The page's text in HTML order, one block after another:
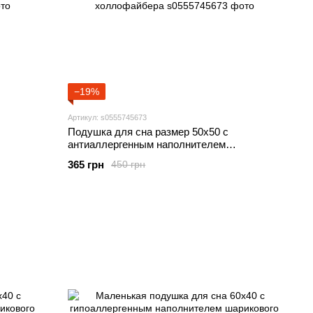
−19%
Артикул: s0555745673
Подушка для сна размер 50х50 с
антиаллергенным наполнителем
450 грн
365 грн